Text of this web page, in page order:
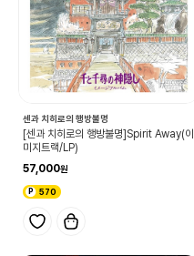
센과 치히로의 행방불명
[센과 치히로의 행방불명]Spirit Away(이
미지트랙/LP)
57,000
570